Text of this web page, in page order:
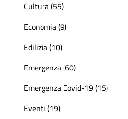
Cultura (55)
Economia (9)
Edilizia (10)
Emergenza (60)
Emergenza Covid-19 (15)
Eventi (19)